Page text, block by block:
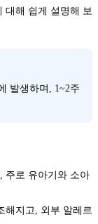
대해 쉽게 설명해 보
발생하며, 1~2주
주로 유아기와 소아
해지고, 외부 알레르